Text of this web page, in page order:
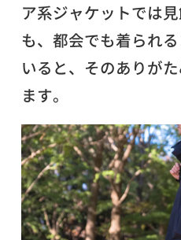
ア系ジャケットでは
も、都会でも着られ
いると、そのありが
ます。